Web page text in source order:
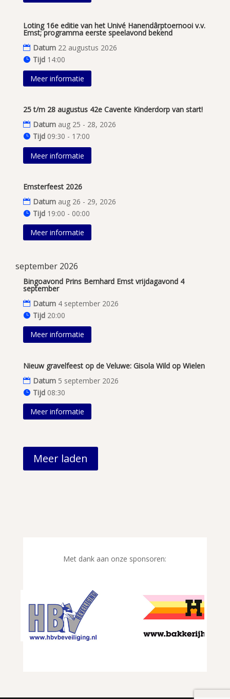
Loting 16e editie van het Univé Hanendârptoernooi v.v.
Emst; programma eerste speelavond bekend
Datum 22 augustus 2026
Tijd 14:00
Meer informatie
25 t/m 28 augustus 42e Cavente Kinderdorp van start!
Datum aug 25 - 28, 2026
Tijd 09:30 - 17:00
Meer informatie
Emsterfeest 2026
Datum aug 26 - 29, 2026
Tijd 19:00 - 00:00
Meer informatie
september 2026
Bingoavond Prins Bernhard Emst vrijdagavond 4
september
Datum 4 september 2026
Tijd 20:00
Meer informatie
Nieuw gravelfeest op de Veluwe: Gisola Wild op Wielen
Datum 5 september 2026
Tijd 08:30
Meer informatie
Meer laden
Met dank aan onze sponsoren: